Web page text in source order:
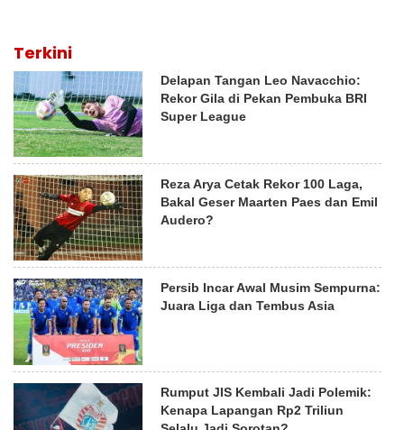
Terkini
Delapan Tangan Leo Navacchio:
Rekor Gila di Pekan Pembuka BRI
Super League
Reza Arya Cetak Rekor 100 Laga,
Bakal Geser Maarten Paes dan Emil
Audero?
Persib Incar Awal Musim Sempurna:
Juara Liga dan Tembus Asia
Rumput JIS Kembali Jadi Polemik:
Kenapa Lapangan Rp2 Triliun